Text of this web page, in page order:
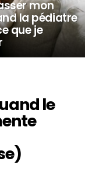
mon
la pédiatre
que je
le